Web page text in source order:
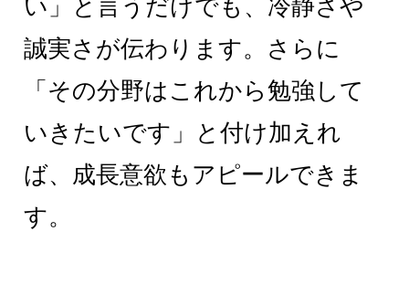
い」と言うだけでも、冷静さや
誠実さが伝わります。さらに
「その分野はこれから勉強して
いきたいです」と付け加えれ
ば、成長意欲もアピールできま
す。